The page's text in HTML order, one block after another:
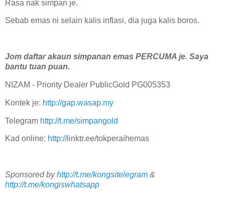
Rasa nak simpan je.
Sebab emas ni selain kalis inflasi, dia juga kalis boros.
Jom daftar akaun simpanan emas PERCUMA je. Saya
bantu tuan puan.
NIZAM - Priority Dealer PublicGold PG005353
Kontek je: http://gap.wasap.my
Telegram http://t.me/simpangold
Kad online: http://linktr.ee/tokperaihemas
Sponsored byhttp://t.me/kongsitelegram &
http://t.me/kongiswhatsapp